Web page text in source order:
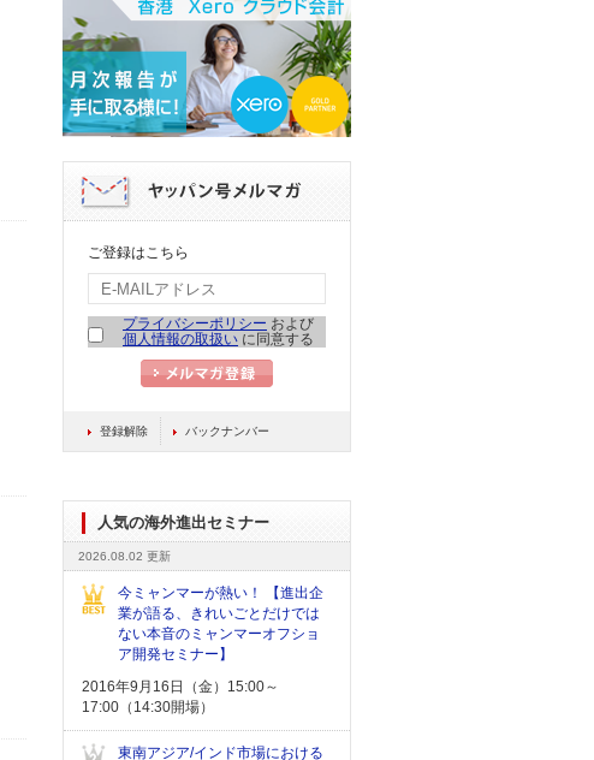
ご登録はこちら
プライバシーポリシー および
個人情報の取扱い に同意する
登録解除 バックナンバー
人気の海外進出セミナー
2026.08.02 更新
今ミャンマーが熱い！ 【進出企
業が語る、きれいごとだけでは
ない本音のミャンマーオフショ
ア開発セミナー】
2016年9月16日（金）15:00～
17:00（14:30開場）
東南アジア/インド市場における